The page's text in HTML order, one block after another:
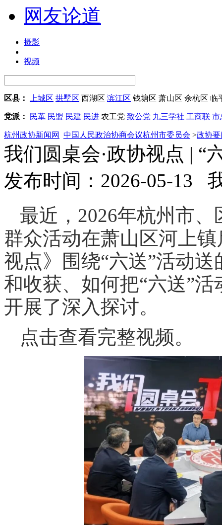
网友论道
摄影
视频
区县： 上城区 拱墅区 西湖区 滨江区 钱塘区 萧山区 余杭区 临
党派： 民革 民盟 民建 民进 农工党 致公党 九三学社 工商联 市
杭州政协新闻网 中国人民政治协商会议杭州市委员会 >政协要
我们圆桌会·政协视点 | “
发布时间：2026-05-13
最近，2026年杭州市
群众活动在萧山区河上
视点》围绕“六送”活动
和收获、如何把“六送”
开展了深入探讨。
点击查看完整视频。